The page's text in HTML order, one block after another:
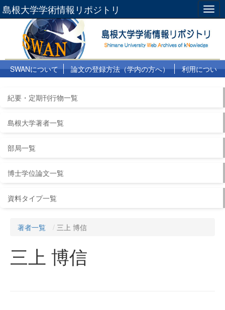
島根大学学術情報リポジトリ
SWANについて 論文の登録方法（学内の方へ）
利用につい
紀要・定期刊行物一覧
島根大学著者一覧
部局一覧
博士学位論文一覧
資料タイプ一覧
著者一覧 三上 博信
三上 博信